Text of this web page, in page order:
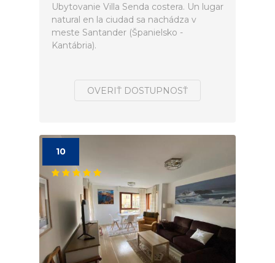
Ubytovanie Villa Senda costera. Un lugar
natural en la ciudad sa nachádza v
meste Santander (Španielsko -
Kantábria).
OVERIŤ DOSTUPNOSŤ
10